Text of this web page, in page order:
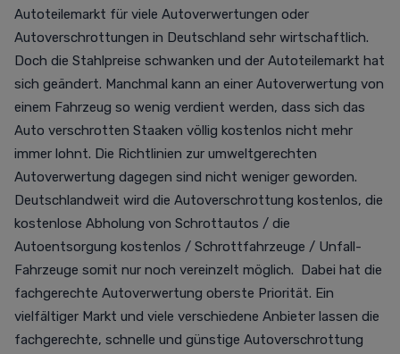
Autoteilemarkt für viele Autoverwertungen oder
Autoverschrottungen in Deutschland sehr wirtschaftlich.
Doch die Stahlpreise schwanken und der Autoteilemarkt hat
sich geändert. Manchmal kann an einer Autoverwertung von
einem Fahrzeug so wenig verdient werden, dass sich das
Auto verschrotten Staaken völlig kostenlos nicht mehr
immer lohnt. Die Richtlinien zur umweltgerechten
Autoverwertung dagegen sind nicht weniger geworden.
Deutschlandweit wird die Autoverschrottung kostenlos, die
kostenlose Abholung von Schrottautos / die
Autoentsorgung kostenlos / Schrottfahrzeuge / Unfall-
Fahrzeuge somit nur noch vereinzelt möglich. Dabei hat die
fachgerechte Autoverwertung oberste Priorität. Ein
vielfältiger Markt und viele verschiedene Anbieter lassen die
fachgerechte, schnelle und günstige Autoverschrottung